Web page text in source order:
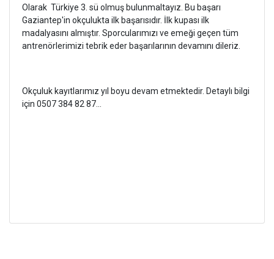
Olarak Türkiye 3. sü olmuş bulunmaltayız. Bu başarı
Gaziantep'in okçulukta ilk başarısıdır. İlk kupası ilk
madalyasını almıştır. Sporcularımızı ve emeği geçen tüm
antrenörlerimizi tebrik eder başarılarının devamını dileriz.
Okçuluk kayıtlarımız yıl boyu devam etmektedir. Detaylı bilgi
için 0507 384 82 87...